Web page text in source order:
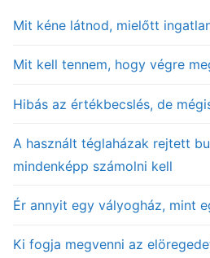
Mit kéne látnod, mielőtt
Mit kell tennem, hogy végre
Hibás az értékbecslés, de
A használt téglaházak rejtett
mindenképp számolni kell
Ér annyit egy vályogház, mint
Ki fogja megvenni az